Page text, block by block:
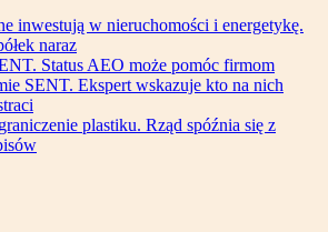
inwestują w nieruchomości i energetykę.
naraz
Status AEO może pomóc firmom
SENT. Ekspert wskazuje kto na nich
plastiku. Rząd spóźnia się z